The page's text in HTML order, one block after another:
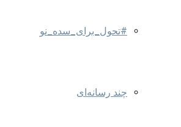
#تحول_برای_سده_نو
چند رسانه‌ای